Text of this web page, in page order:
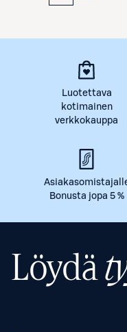
Luotettava
kotimainen
verkkokauppa
Bonusta jopa 5 %
Löydä